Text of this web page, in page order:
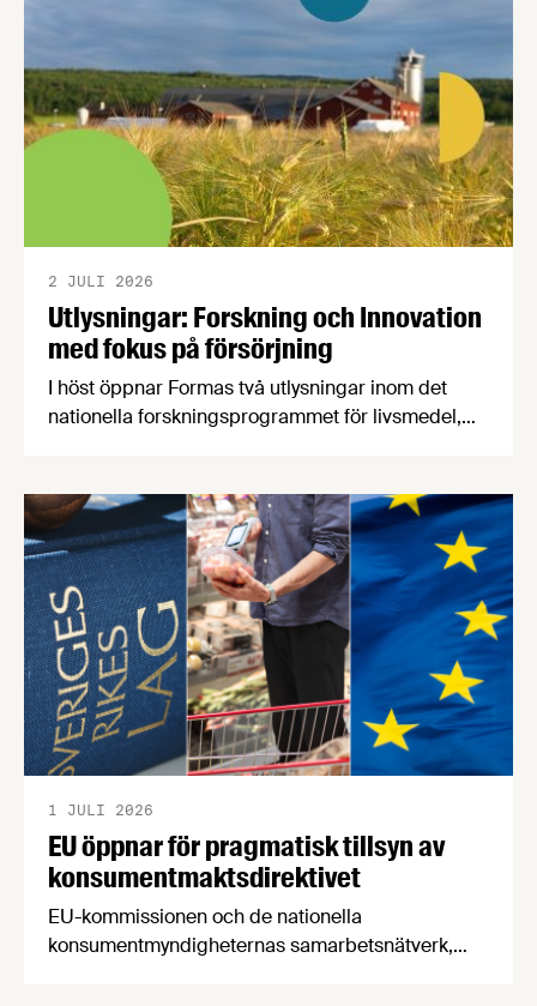
Utlysningar: Forskning och Innovation
med fokus på försörjning
2 JULI 2026
I höst öppnar Formas två utlysningar inom det
nationella forskningsprogrammet för livsmedel,
en motståndskraftig livsmedelsförsörjning", och
båda syftar till att bana väg för innovationer som
stärker Sveriges livsmedelsförsörjning.
EU öppnar för pragmatisk tillsyn av
konsumentmaktsdirektivet
1 JULI 2026
EU-kommissionen och de nationella
konsumentmyndigheternas samarbetsnätverk,